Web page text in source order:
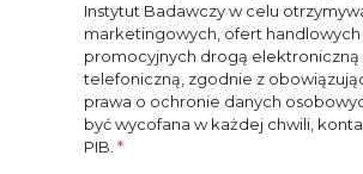
Instytut Badawczy w celu
marketingowych, ofert handlowych
promocyjnych drogą elektroniczną
telefoniczną, zgodnie z
prawa o ochronie danych
być wycofana w każdej chwili,
PIB. *